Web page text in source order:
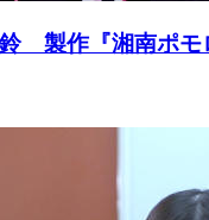
製作『湘南ポモ